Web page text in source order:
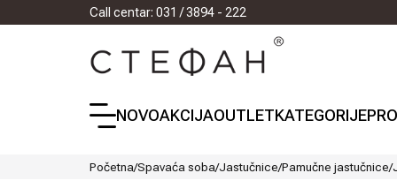
Call centar: 031 / 3894 - 222
NOVOAKCIJAOUTLETKATEGORIJE
Početna/Spavaća soba/Jastučnice/Pamučne jastučnice/